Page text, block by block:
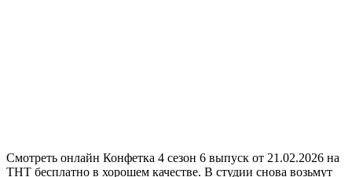
Смотреть онлайн Конфетка 4 сезон 6 выпуск от 21.02.2026 на
ТНТ бесплатно в хорошем качестве. В студии снова возьмут